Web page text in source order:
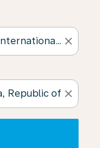
close
close